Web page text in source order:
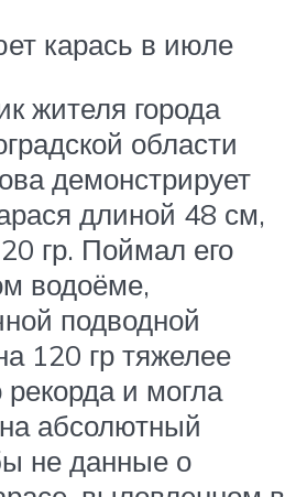
карась в июле
жителя города
области
демонстрирует
длиной 48 см,
гр. Поймал его
водоёме,
подводной
120 гр тяжелее
и могла
абсолютный
не данные о